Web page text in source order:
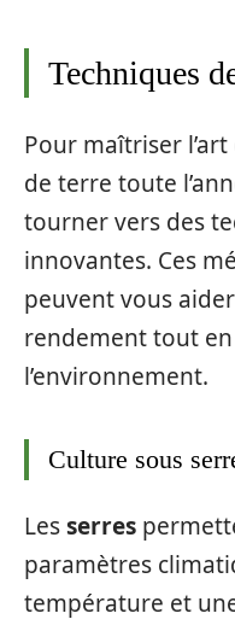
Techniques
Pour maîtriser
de terre toute
tourner vers des
innovantes. Ces
peuvent vous
rendement tout
l’environnement.
Culture sous
Lesserres
paramètres
température et